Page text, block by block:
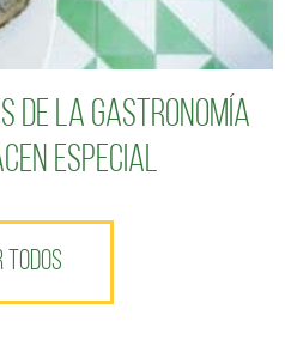
de la gastronomía
especial
TODOS